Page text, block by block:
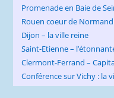
Promenade en Baie de
Rouen coeur de
Dijon – la ville reine
Saint-Etienne –
Clermont-Ferrand –
Conférence sur Vichy : la